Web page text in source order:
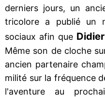
derniers jours, un
tricolore a publié un
sociaux afin que Didier
Même son de cloche
ancien partenaire
milité sur la fréquence
l'aventure au